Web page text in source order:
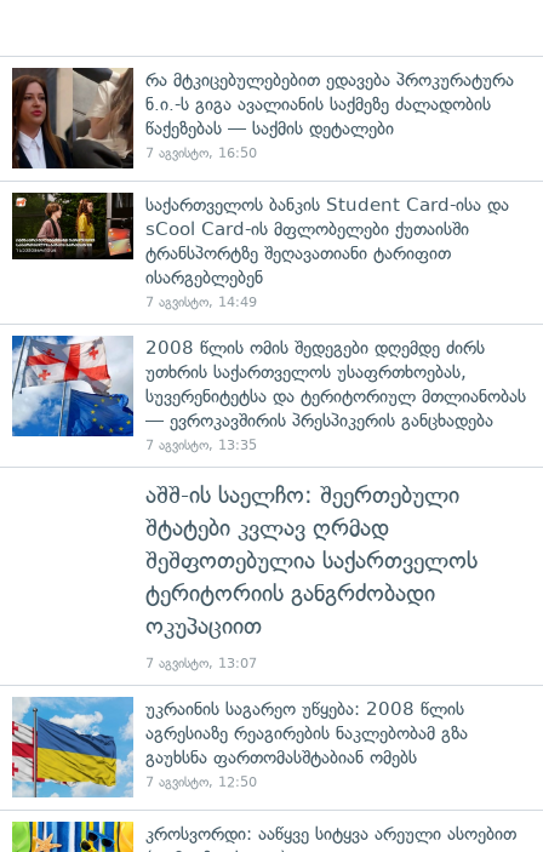
რა მტკიცებულებებით ედავება პროკურატურა
ნ.ი.-ს გიგა ავალიანის საქმეზე ძალადობის
წაქეზებას — საქმის დეტალები
7 აგვისტო, 16:50
საქართველოს ბანკის Student Card-ისა და
sCool Card-ის მფლობელები ქუთაისში
ტრანსპორტზე შეღავათიანი ტარიფით
ისარგებლებენ
7 აგვისტო, 14:49
2008 წლის ომის შედეგები დღემდე ძირს
უთხრის საქართველოს უსაფრთხოებას,
სუვერენიტეტსა და ტერიტორიულ მთლიანობას
— ევროკავშირის პრესპიკერის განცხადება
7 აგვისტო, 13:35
აშშ-ის საელჩო: შეერთებული
შტატები კვლავ ღრმად
შეშფოთებულია საქართველოს
ტერიტორიის განგრძობადი
ოკუპაციით
7 აგვისტო, 13:07
უკრაინის საგარეო უწყება: 2008 წლის
აგრესიაზე რეაგირების ნაკლებობამ გზა
გაუხსნა ფართომასშტაბიან ომებს
7 აგვისტო, 12:50
კროსვორდი: ააწყვე სიტყვა არეული ასოებით